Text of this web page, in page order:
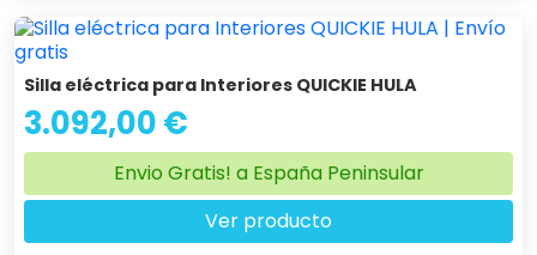
Silla eléctrica para Interiores QUICKIE HULA
3.092,00 €
Envio Gratis! a España Peninsular
Ver producto